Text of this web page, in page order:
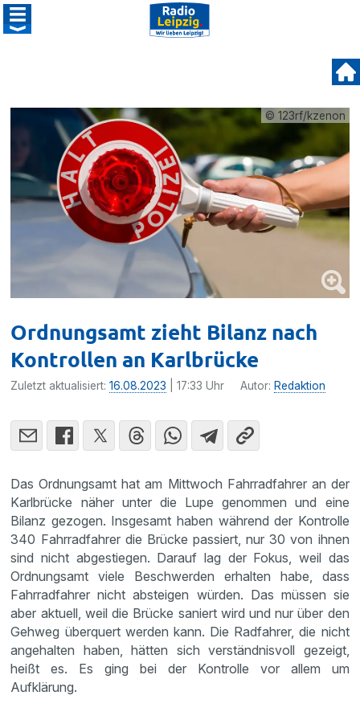
© 123rf/kzenon
Ordnungsamt zieht Bilanz nach
Kontrollen an Karlbrücke
Zuletzt aktualisiert:16.08.2023 | 17:33 Uhr Autor: Redaktion
Das Ordnungsamt hat am Mittwoch Fahrradfahrer an der
Karlbrücke näher unter die Lupe genommen und eine
Bilanz gezogen. Insgesamt haben während der Kontrolle
340 Fahrradfahrer die Brücke passiert, nur 30 von ihnen
sind nicht abgestiegen. Darauf lag der Fokus, weil das
Ordnungsamt viele Beschwerden erhalten habe, dass
Fahrradfahrer nicht absteigen würden. Das müssen sie
aber aktuell, weil die Brücke saniert wird und nur über den
Gehweg überquert werden kann. Die Radfahrer, die nicht
angehalten haben, hätten sich verständnisvoll gezeigt,
heißt es. Es ging bei der Kontrolle vor allem um
Aufklärung.